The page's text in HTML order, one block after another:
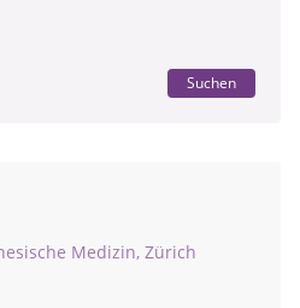
Suchen
Medizin, Zürich